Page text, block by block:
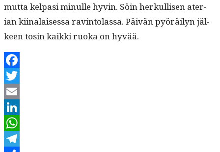
mut­ta kel­pasi min­ulle hyvin. Söin herkullisen ater­
ian kiinalaises­sa rav­in­to­las­sa. Päivän pyöräi­lyn jäl­
keen tosin kaik­ki ruo­ka on hyvää.
Facebook
Twitter
Email
LinkedIn
WhatsApp